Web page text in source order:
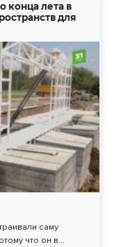
конца лета в
для
саму
что он в...